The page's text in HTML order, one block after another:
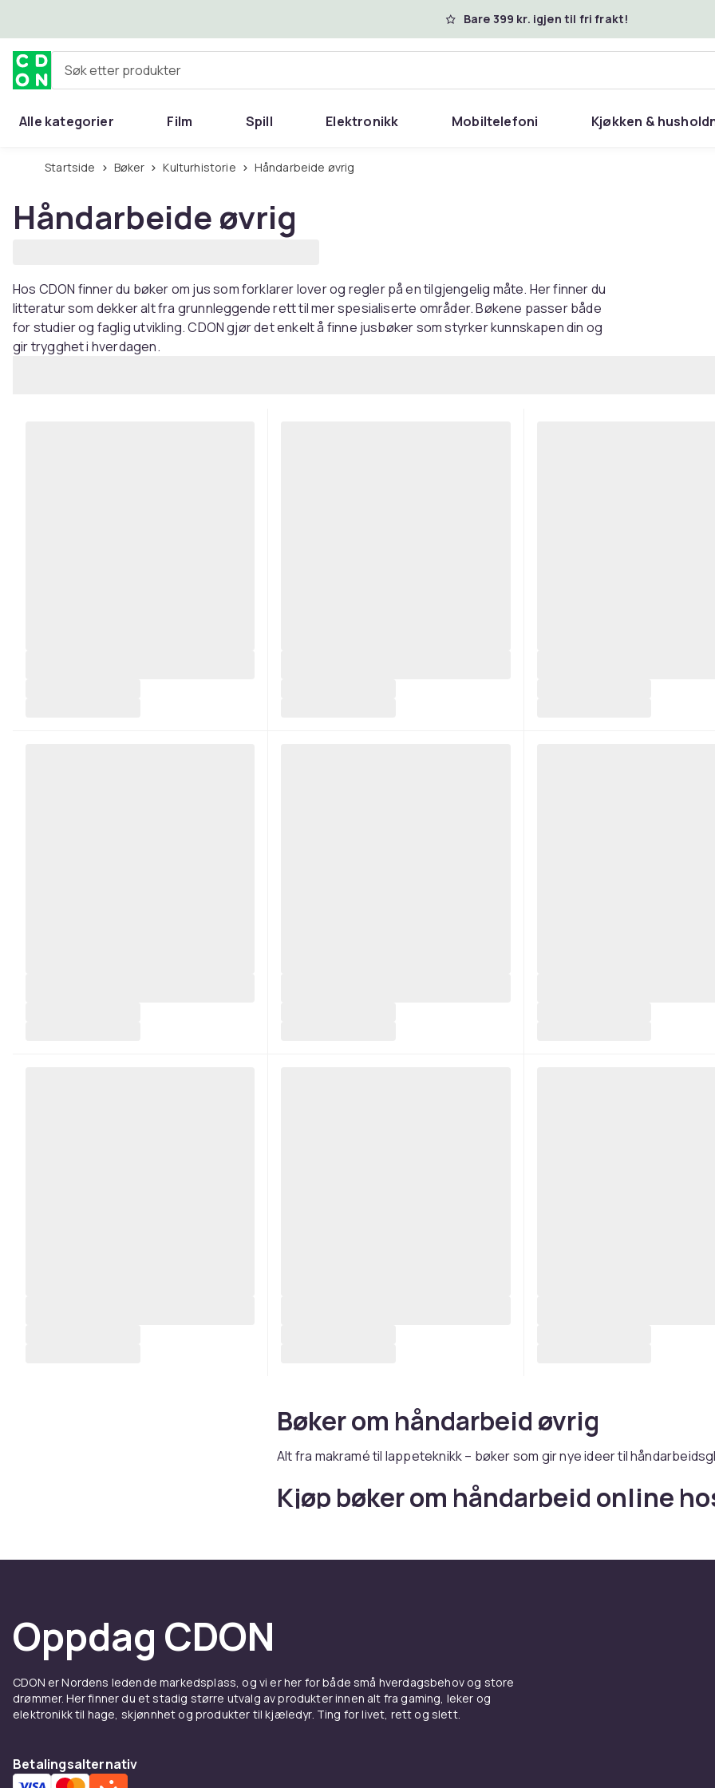
Bare 399 kr. igjen til fri frakt!
Søk etter produkter
Alle kategorier Film Spill Elektronikk Mobiltelefoni Kjøkken &
Startside Bøker Kulturhistorie Håndarbeide øvrig
Håndarbeide øvrig
Hos CDON finner du bøker om jus som forklarer lover og regler på en tilgjengelig måte. Her finner du
litteratur som dekker alt fra grunnleggende rett til mer spesialiserte områder. Bøkene passer både
for studier og faglig utvikling. CDON gjør det enkelt å finne jusbøker som styrker kunnskapen din og
gir trygghet i hverdagen.
Bøker om håndarbeid øvrig
Alt fra makramé til lappeteknikk – bøker som gir nye ideer til
Kjøp bøker om håndarbeid online
Oppdag CDON
CDON er Nordens ledende markedsplass, og vi er her for både små hverdagsbehov og store
drømmer. Her finner du et stadig større utvalg av produkter innen alt fra gaming, leker og
elektronikk til hage, skjønnhet og produkter til kjæledyr. Ting for livet, rett og slett.
Betalingsalternativ